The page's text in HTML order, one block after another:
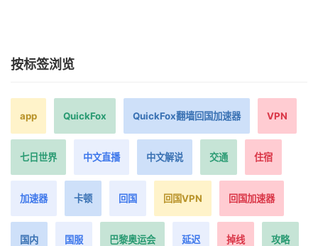
按标签浏览
app QuickFox QuickFox翻墙回国加速器 VPN
七日世界 中文直播 中文解说 交通 住宿
加速器 卡顿 回国 回国VPN 回国加速器
国内 国服 巴黎奥运会 延迟 掉线 攻略